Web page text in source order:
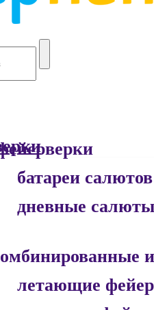
батареи салютов
дневные салюты
летающие